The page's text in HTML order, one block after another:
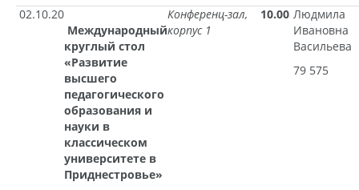
02.10.20
Международный
круглый стол
«Развитие
высшего
педагогического
образования и
науки в
классическом
университете в
Приднестровье»
Конференц-зал,
корпус 1
10.00 Людмила
Ивановна
Васильева
79 575